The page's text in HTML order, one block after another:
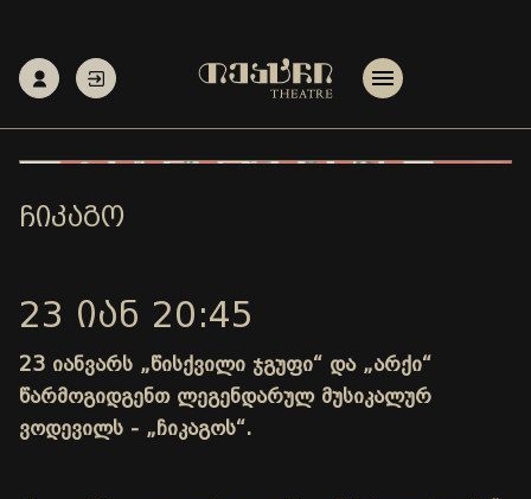
ᲩᲘᲙᲐᲒᲝ
23 ᲘᲐᲜ 20:45
23 იანვარს „წისქვილი ჯგუფი“ და „არქი“
წარმოგიდგენთ ლეგენდარულ მუსიკალურ
ვოდევილს - „ჩიკაგოს“.